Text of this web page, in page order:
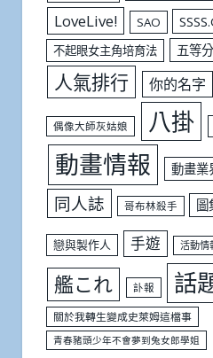
LoveLive! SAO
不起眼女主角培育法 五等
人氣排行 你的名字
偶像大師灰姑娘 八掛
動畫情報 動畫業
同人誌 哥布林殺手 圖
戀與製作人 手遊 活動情
艦これ 訃報 話
關於我轉生變成史萊姆這檔事
青春豬頭少年不會夢到兔女郎學姐